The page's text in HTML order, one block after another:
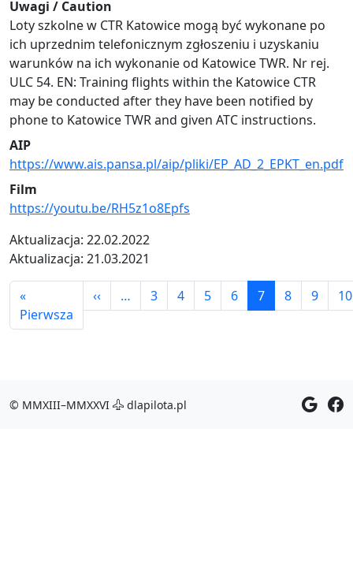
Uwagi / Caution
Loty szkolne w CTR Katowice mogą być wykonane po
ich uprzednim telefonicznym zgłoszeniu i uzyskaniu
warunków na ich wykonanie od Katowice TWR. Nr rej.
ULC 54. EN: Training flights within the Katowice CTR
may be conducted after they have been notified by
phone to Katowice TWR and given ATC instructions.
AIP
https://www.ais.pansa.pl/aip/pliki/EP_AD_2_EPKT_en.pdf
Film
https://youtu.be/RH5z1o8Epfs
Aktualizacja: 22.02.2022
Aktualizacja: 21.03.2021
Stronicowanie
«
Pierwsza Pierwsza strona
‹‹Poprzednia strona
… 3 4 5 6 7 8 9 10
© MMXIII–MMXXVI dlapilota.pl